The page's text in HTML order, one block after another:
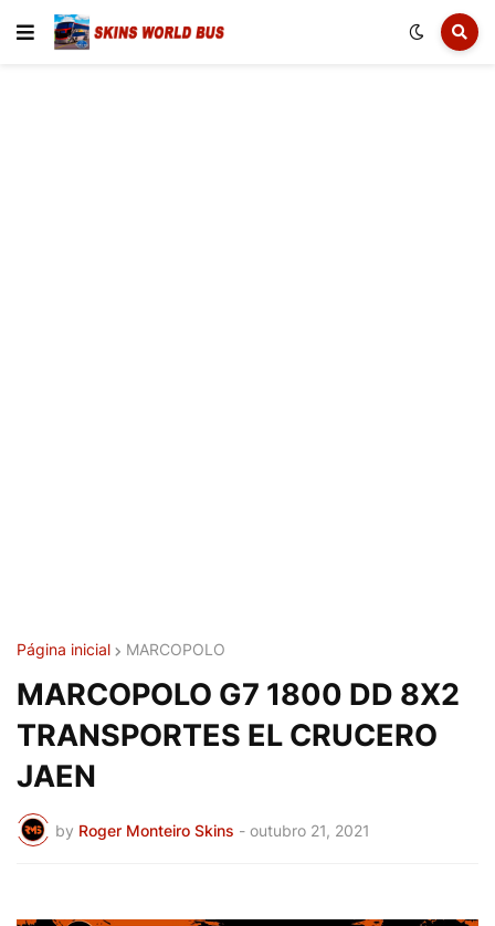
Página inicial MARCOPOLO
MARCOPOLO G7 1800 DD 8X2
TRANSPORTES EL CRUCERO
JAEN
by Roger Monteiro Skins - outubro 21, 2021